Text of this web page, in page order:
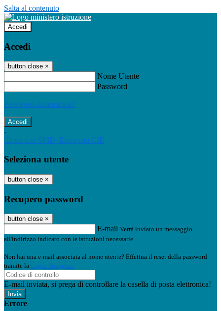
Salta al contenuto
Accedi
Accedi
button close ×
Nome Utente
Password
Password dimenticata?
-
Entra con SPID Entra con CIE
Seleziona utente
button close ×
Recupero password
button close ×
E-mail Verrà inviato un messaggio
all'indirizzo indicato con le istruzioni necessarie.
Non hai una e-mail associata al nome utente? Effettua il reset della password
tramite la Login Spaggiari
E-mail inviata, si prega di controllare la casella di posta elettronica!
Errore